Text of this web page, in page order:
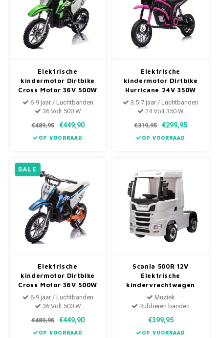
Elektrische
kindermotor Dirtbike
Cross Motor 36V 500W
Groen
6-9 jaar / Luchtbanden
36 Volt 500 W
€489,95 €449,90
OP VOORRAAD
Elektrische
kindermotor Dirtbike
Hurricane 24V 350W
Roze
3.5-7 jaar / Luchtbanden
24 Volt 350 W
€319,95 €299,95
OP VOORRAAD
SALE
Elektrische
kindermotor Dirtbike
Cross Motor 36V 500W
Blauw - Oranje
6-9 jaar / Luchtbanden
36 Volt 500 W
€489,95 €449,90
OP VOORRAAD
Scania 500R 12V
Elektrische
kindervrachtwagen
Wit
Muziek
Rubberen banden
€399,95
OP VOORRAAD